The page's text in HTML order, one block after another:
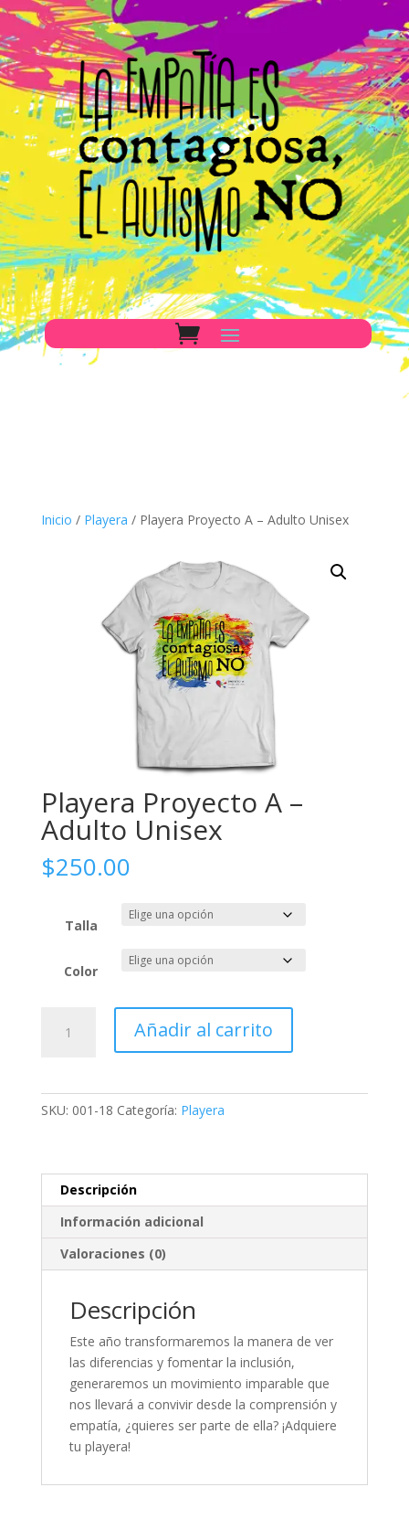
Inicio / Playera / Playera Proyecto A – Adulto Unisex
Playera Proyecto A –
Adulto Unisex
$250.00
Talla
Color
Proyecto
Añadir al carrito
SKU: 001-18 Categoría: Playera
Descripción
Información adicional
Valoraciones (0)
Descripción
Este año transformaremos la manera de ver
las diferencias y fomentar la inclusión,
generaremos un movimiento imparable que
nos llevará a convivir desde la comprensión y
empatía, ¿quieres ser parte de ella? ¡Adquiere
tu playera!